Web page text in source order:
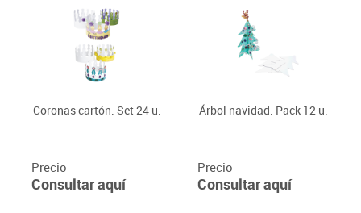
Coronas cartón. Set 24 u.
Precio
Consultar aquí
Árbol navidad. Pack 12 u.
Precio
Consultar aquí